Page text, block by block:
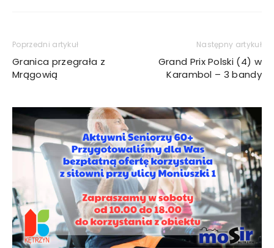
Poprzedni artykuł
Granica przegrała z
Mrągowią
Następny artykuł
Grand Prix Polski (4) w
Karambol – 3 bandy